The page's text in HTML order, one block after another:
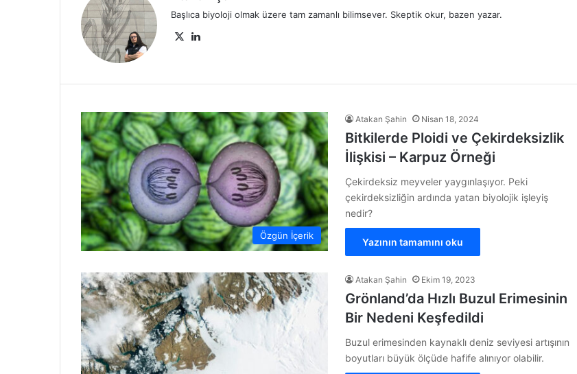
Başlıca biyoloji olmak üzere tam zamanlı bilimsever. Skeptik okur, bazen yazar.
X
Özgün İçerik
Atakan Şahin Nisan 18, 2024
Bitkilerde Ploidi ve Çekirdeksizlik
İlişkisi – Karpuz Örneği
Çekirdeksiz meyveler yaygınlaşıyor. Peki
çekirdeksizliğin ardında yatan biyolojik işleyiş
nedir?
Yazının tamamını oku
Atakan Şahin Ekim 19, 2023
Grönland’da Hızlı Buzul Erimesinin
Bir Nedeni Keşfedildi
Buzul erimesinden kaynaklı deniz seviyesi artışının
boyutları büyük ölçüde hafife alınıyor olabilir.